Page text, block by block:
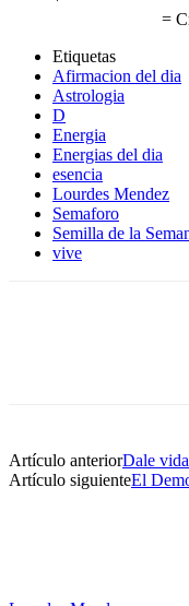
=
Etiquetas
Afirmacion del dia
Astrologia
D
Energia
Energias del dia
esencia
Lourdes Mendez
Semaforo
Semilla de la
vive
Artículo anteriorDale
Artículo siguienteEl